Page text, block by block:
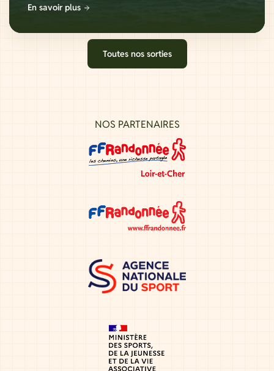
En savoir plus
Toutes nos sorties
NOS PARTENAIRES